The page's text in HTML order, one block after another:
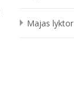
Majas lyktor